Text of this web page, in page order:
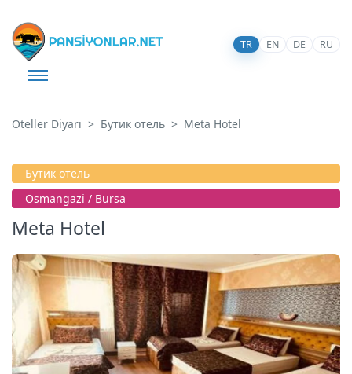
TR EN DE RU
Oteller Diyarı Бутик отель Meta Hotel
Бутик отель
Osmangazi̇ / Bursa
Meta Hotel